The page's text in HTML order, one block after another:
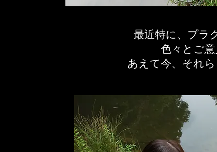
最近特に、プラ
色々とご
あえて今、それ